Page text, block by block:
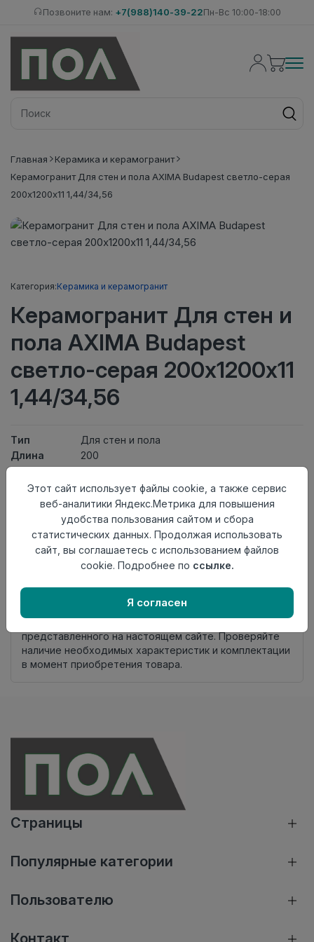
Позвоните нам: +7(988)140-39-22Пн-Вс 10:00-18:00
Главная
Керамика и керамогранит
Керамогранит Для стен и пола AXIMA Budapest светло-серая
200х1200х11 1,44/34,56
Категория:Керамика и керамогранит
Керамогранит Для стен и
пола AXIMA Budapest
светло-серая 200х1200х11
1,44/34,56
Тип
Для стен и пола
Длина
200
Ширина
1200
АктуальностьВыведен из ассортимента
Товарная
Керамогранит
Толщина
11
Поверхность Матовая
Россия
Внимание! Внешний вид товара может отличаться от
представленного на настоящем сайте. Проверяйте
наличие необходимых характеристик и комплектации
в момент приобретения товара.
Страницы
Популярные категории
Пользователю
Этот сайт использует файлы cookie, а также сервис
веб-аналитики Яндекс.Метрика для повышения
удобства пользования сайтом и сбора
статистических данных. Продолжая использовать
сайт, вы соглашаетесь с использованием файлов
cookie. Подробнее по ссылке.
Я согласен